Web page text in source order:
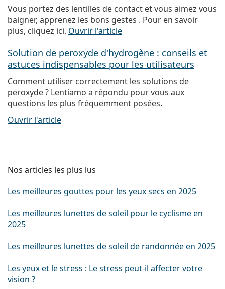
Vous portez des lentilles de contact et vous aimez vous
baigner, apprenez les bons gestes . Pour en savoir
plus, cliquez ici. Ouvrir l'article
Solution de peroxyde d'hydrogène : conseils et
astuces indispensables pour les utilisateurs
Comment utiliser correctement les solutions de
peroxyde ? Lentiamo a répondu pour vous aux
questions les plus fréquemment posées.
Ouvrir l'article
Nos articles les plus lus
Les meilleures gouttes pour les yeux secs en 2025
Les meilleures lunettes de soleil pour le cyclisme en
2025
Les meilleures lunettes de soleil de randonnée en 2025
Les yeux et le stress : Le stress peut-il affecter votre
vision ?